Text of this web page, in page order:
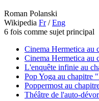
Roman Polanski
Wikipedia Fr/Eng
6 fois comme sujet principal
Cinema Hermetica au
Cinema Hermetica au
L'enquête infinie au
Pop Yoga au chapitre
Poppermost au
Théâtre de l'auto-